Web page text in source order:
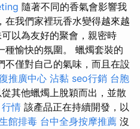
隨著不同的香氣會影響我
在我們家裡玩香水變得越來越
以為友好的聚會，親密時
種愉快的氛圍。 蠟燭套裝的
不僅對自己的氣味，而且在設
推廣中心 沾黏 seo行銷 台胞
其他蠟燭上脫穎而出，並散
情 該產品正在持續開發，以
館排毒 台中全身按摩推薦 沒